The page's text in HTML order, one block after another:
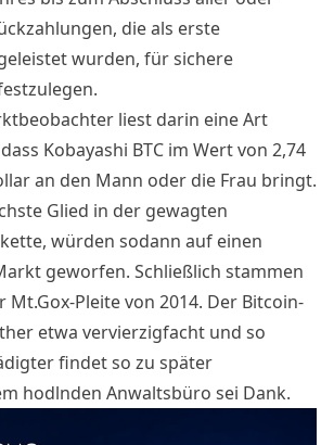
die als erste
wurden, für sichere
liest darin eine Art
Kobayashi BTC im Wert von 2,74
an den Mann oder die Frau bringt.
Glied in der gewagten
würden sodann auf einen
geworfen. Schließlich stammen
Mt.Gox-Pleite von 2014. Der Bitcoin-
etwa vervierzigfacht und so
findet so zu später
hodlnden Anwaltsbüro sei Dank.